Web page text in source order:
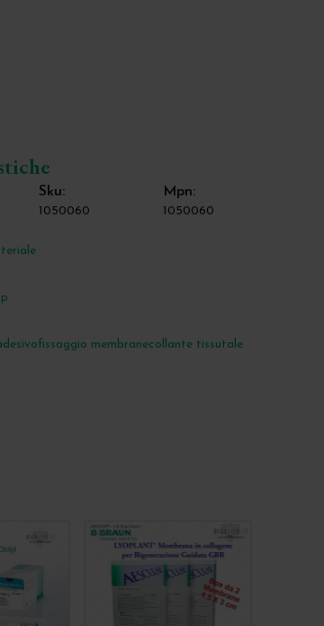
Sku:
1050060
Mpn:
1050060
fissaggio membranecollante tissutale